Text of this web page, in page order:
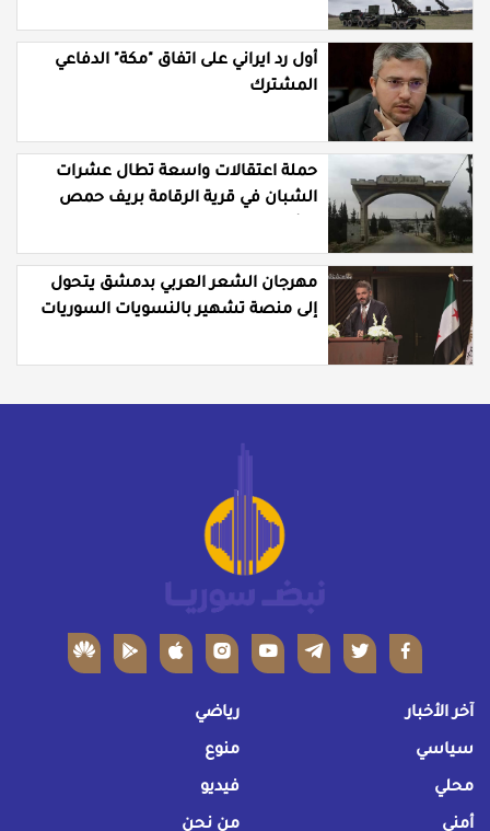
أول رد ايراني على اتفاق "مكة" الدفاعي
المشترك
حملة اعتقالات واسعة تطال عشرات
الشبان في قرية الرقامة بريف حمص
مهرجان الشعر العربي بدمشق يتحول
إلى منصة تشهير بالنسويات السوريات
آخر الأخبار
سياسي
محلي
أمني
رياضي
منوع
فيديو
من نحن